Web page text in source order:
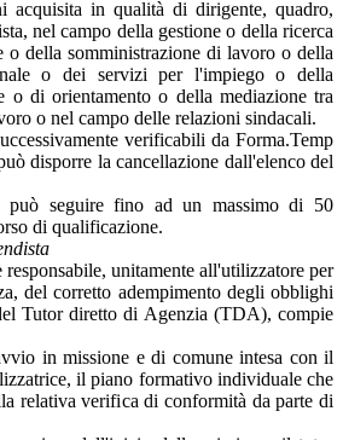
acquisita in qualità di dirigente, quadro,
nel campo della gestione o della ricerca
o della somministrazione di lavoro o della
o dei servizi per l'impiego o della
o di orientamento o della mediazione tra
o nel campo delle relazioni sindacali.
verificabili da Forma.Temp
disporre la cancellazione dall'elenco del
seguire fino ad un massimo di 50
di qualificazione.
unitamente all'utilizzatore per
del corretto adempimento degli obblighi
Tutor diretto di Agenzia (TDA), compie
in missione e di comune intesa con il
il piano formativo individuale che
relativa verifica di conformità da parte di